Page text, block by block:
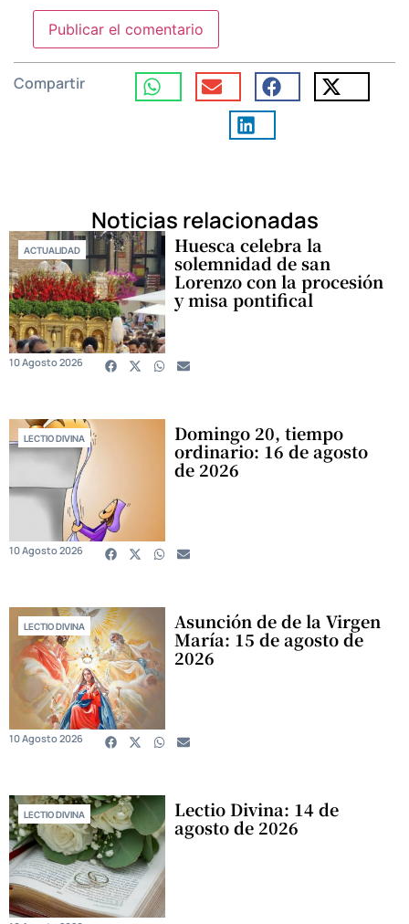
Compartir
Noticias relacionadas
ACTUALIDAD Huesca celebra la
solemnidad de san
Lorenzo con la procesión
y misa pontifical
10 Agosto 2026
LECTIO DIVINA Domingo 20, tiempo
ordinario: 16 de agosto
de 2026
10 Agosto 2026
LECTIO DIVINA Asunción de de la Virgen
María: 15 de agosto de
2026
10 Agosto 2026
LECTIO DIVINA Lectio Divina: 14 de
agosto de 2026